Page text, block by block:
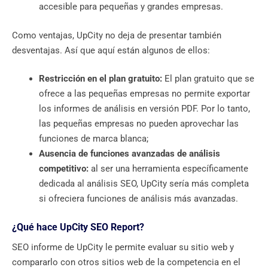
accesible para pequeñas y grandes empresas.
Como ventajas, UpCity no deja de presentar también
desventajas. Así que aquí están algunos de ellos:
Restricción en el plan gratuito: El plan gratuito que se
ofrece a las pequeñas empresas no permite exportar
los informes de análisis en versión PDF. Por lo tanto,
las pequeñas empresas no pueden aprovechar las
funciones de marca blanca;
Ausencia de funciones avanzadas de análisis
competitivo: al ser una herramienta específicamente
dedicada al análisis SEO, UpCity sería más completa
si ofreciera funciones de análisis más avanzadas.
¿Qué hace UpCity SEO Report?
SEO informe de UpCity le permite evaluar su sitio web y
compararlo con otros sitios web de la competencia en el